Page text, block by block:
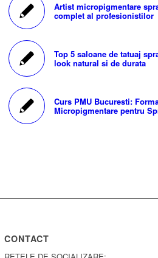
Artist micropigmentare
complet al profesionistilor
Top 5 saloane de tatuaj
look natural si de durata
Curs PMU Bucuresti:
Micropigmentare pentru
CONTACT